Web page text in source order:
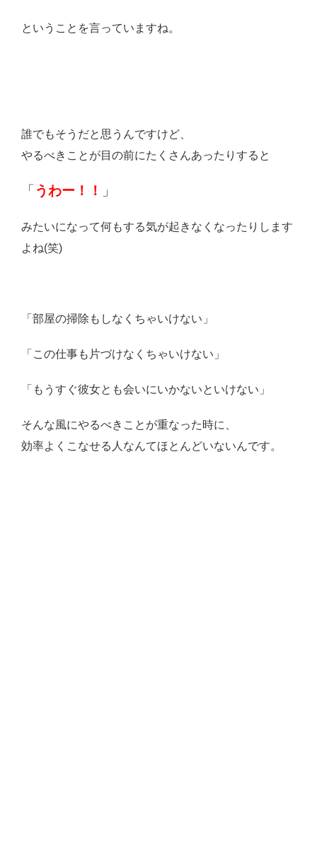
ということを言っていますね。
誰でもそうだと思うんですけど、
やるべきことが目の前にたくさんあったりすると
「 うわー！！ 」
みたいになって何もする気が起きなくなったりします
よね(笑)
「部屋の掃除もしなくちゃいけない」
「この仕事も片づけなくちゃいけない」
「もうすぐ彼女とも会いにいかないといけない」
そんな風にやるべきことが重なった時に、
効率よくこなせる人なんてほとんどいないんです。